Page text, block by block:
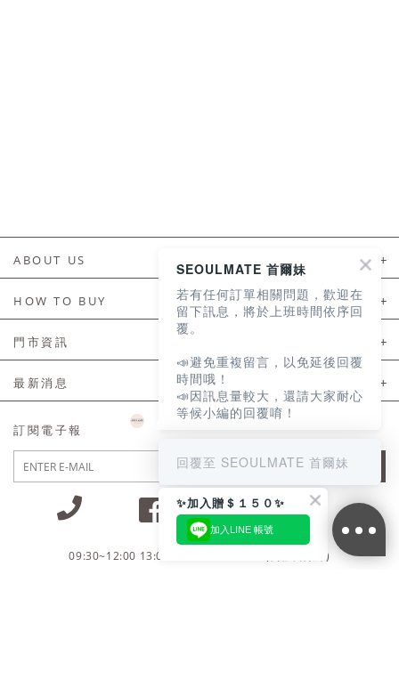
ABOUT US
HOW TO BUY
如何購買
會員常見問題
訂單常見問題
商品售後服務
電子發票
門市資訊
門市資訊
最新消息
LINE官方會員活動
訂閱電子報
JOIN
09:30~12:00 13:00~18:30 / Mon - Fri(例假日除外)
SEOULMATE 首爾妹
若有任何訂單相關問題，歡迎在
留下訊息，將於上班時間依序回
覆。
📣避免重複留言，以免延後回覆
時間哦！
📣因訊息量較大，還請大家耐心
等候小編的回覆唷！
回覆至 SEOULMATE 首爾妹
✨加入贈＄１５０✨
加入LINE 帳號